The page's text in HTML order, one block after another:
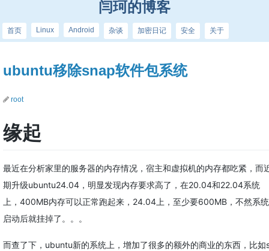
闫珂的博客
首页 Linux Android 杂谈 加密日记 安全 关于
ubuntu移除snap软件包系统
root
缘起
最近在分析家里的服务器的内存情况，宿主和虚拟机的内存都吃紧，而
期升级ubuntu24.04，明显发现内存要求高了，在20.04和22.04系统
上，400MB内存可以正常跑起来，24.04上，至少要600MB，不然系统
启动后就挂掉了。。。
而查了下，ubuntu新的系统上，增加了很多的额外的商业的东西，比如